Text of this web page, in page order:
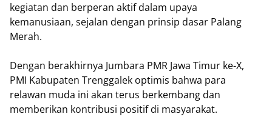
kegiatan dan berperan aktif dalam upaya
kemanusiaan, sejalan dengan prinsip dasar Palang
Merah.
Dengan berakhirnya Jumbara PMR Jawa Timur ke-X,
PMI Kabupaten Trenggalek optimis bahwa para
relawan muda ini akan terus berkembang dan
memberikan kontribusi positif di masyarakat.